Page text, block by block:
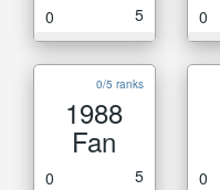
0 5 0
0/5 ranks
1988
Fan
0 5 0